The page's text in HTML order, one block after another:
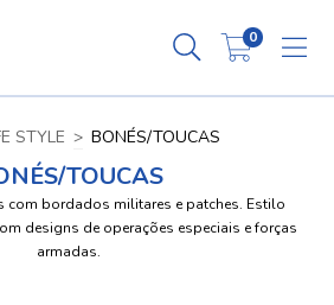
0
STYLE > BONÉS/TOUCAS
TOUCAS
com bordados militares e patches. Estilo
designs de operações especiais e forças
armadas.